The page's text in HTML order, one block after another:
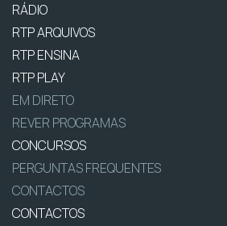
RÁDIO
RTP ARQUIVOS
RTP ENSINA
RTP PLAY
EM DIRETO
REVER PROGRAMAS
CONCURSOS
PERGUNTAS FREQUENTES
CONTACTOS
CONTACTOS